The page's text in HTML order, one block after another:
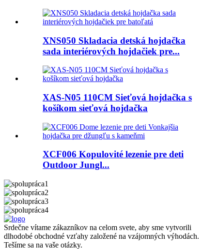
XNS050 Skladacia detská hojdačka
sada interiérových hojdačiek pre...
XAS-N05 110CM Sieťová hojdačka s
košíkom sieťová hojdačka
XCF006 Kopulovité lezenie pre deti
Outdoor Jungl...
Srdečne vítame zákazníkov na celom svete, aby sme vytvorili
dlhodobé obchodné vzťahy založené na vzájomných výhodách.
Tešíme sa na vaše otázky.